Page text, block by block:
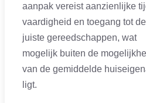
aanpak vereist aanzienlijke
vaardigheid en toegang tot de
juiste gereedschappen, wat
mogelijk buiten de
van de gemiddelde
ligt.